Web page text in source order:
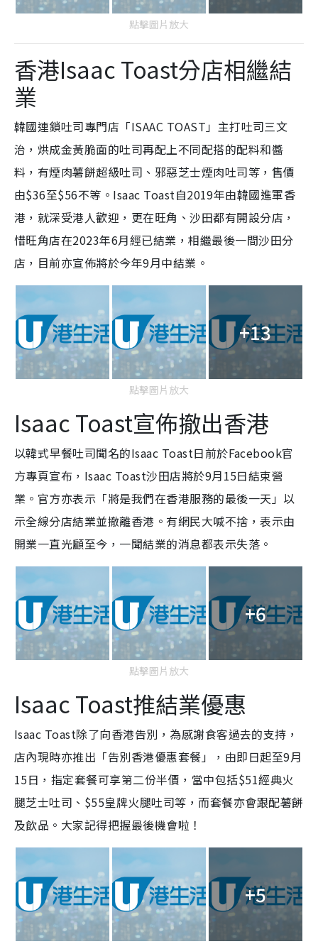
點擊圖片放大
香港Isaac Toast分店相繼結
業
韓國連鎖吐司專門店「ISAAC TOAST」 主打吐司三文
治，烘成金黃脆面的吐司再配上不同配搭的配料和醬
料，有煙肉薯餅超級吐司、邪惡芝士煙肉吐司等，售價
由$36至$56不等。Isaac Toast自2019年由韓國進軍香
港，就深受港人歡迎，更在旺角、沙田都有開設分店，
惜旺角店在2023年6月經已結業，相繼最後一間沙田分
店，目前亦宣佈將於今年9月中結業。
+13
點擊圖片放大
Isaac Toast宣佈撤出香港
以韓式早餐吐司聞名的Isaac Toast日前於Facebook官
方專頁宣布，Isaac Toast沙田店將於9月15日結束營
業。官方亦表示「將是我們在香港服務的最後一天」以
示全線分店結業並撤離香港。有網民大喊不捨，表示由
開業一直光顧至今，一聞結業的消息都表示失落。
+6
點擊圖片放大
Isaac Toast推結業優惠
Isaac Toast除了向香港告別，為感謝食客過去的支持，
店內現時亦推出「告別香港優惠套餐」，由即日起至9月
15日，指定套餐可享第二份半價，當中包括$51經典火
腿芝士吐司、$55皇牌火腿吐司等，而套餐亦會跟配薯餅
及飲品。大家記得把握最後機會啦！
+5